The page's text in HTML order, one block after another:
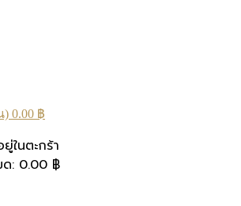
) 0.00 ฿
ในตะกร้า
: 0.00 ฿